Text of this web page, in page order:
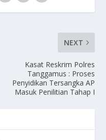
NEXT
Kasat Reskrim Polres
Tanggamus : Proses
Penyidikan Tersangka AP
Masuk Penilitian Tahap I